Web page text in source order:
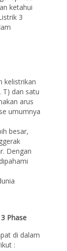
ketahui
3
kelistrikan
T) dan satu
arus
umumnya
besar,
Dengan
Phase
di dalam
: